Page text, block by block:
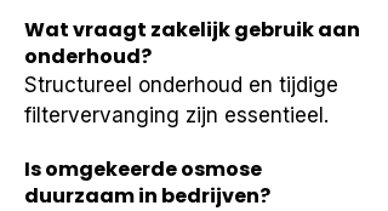
Wat vraagt zakelijk gebruik aan
onderhoud?
Structureel onderhoud en tijdige
filtervervanging zijn essentieel.
Is omgekeerde osmose
duurzaam in bedrijven?